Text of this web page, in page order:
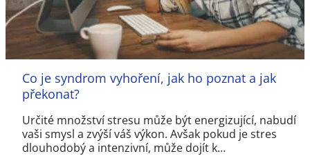
Co je syndrom vyhoření, jak ho poznat a jak
překonat?
Určité množství stresu může být energizující, nabudí
vaši smysl a zvýší váš výkon. Avšak pokud je stres
dlouhodobý a intenzivní, může dojít k…